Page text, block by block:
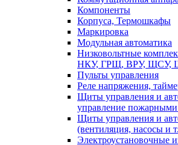
Компоненты
Корпуса, Термошкафы
Маркировка
Модульная автоматика
Низковольтные
НКУ, ГРЩ, ВРУ, ЩСУ,
Пульты управления
Реле напряжения,
Щиты управления и
управление
Щиты управления и
(вентиляция, насосы и
Электроустановочные